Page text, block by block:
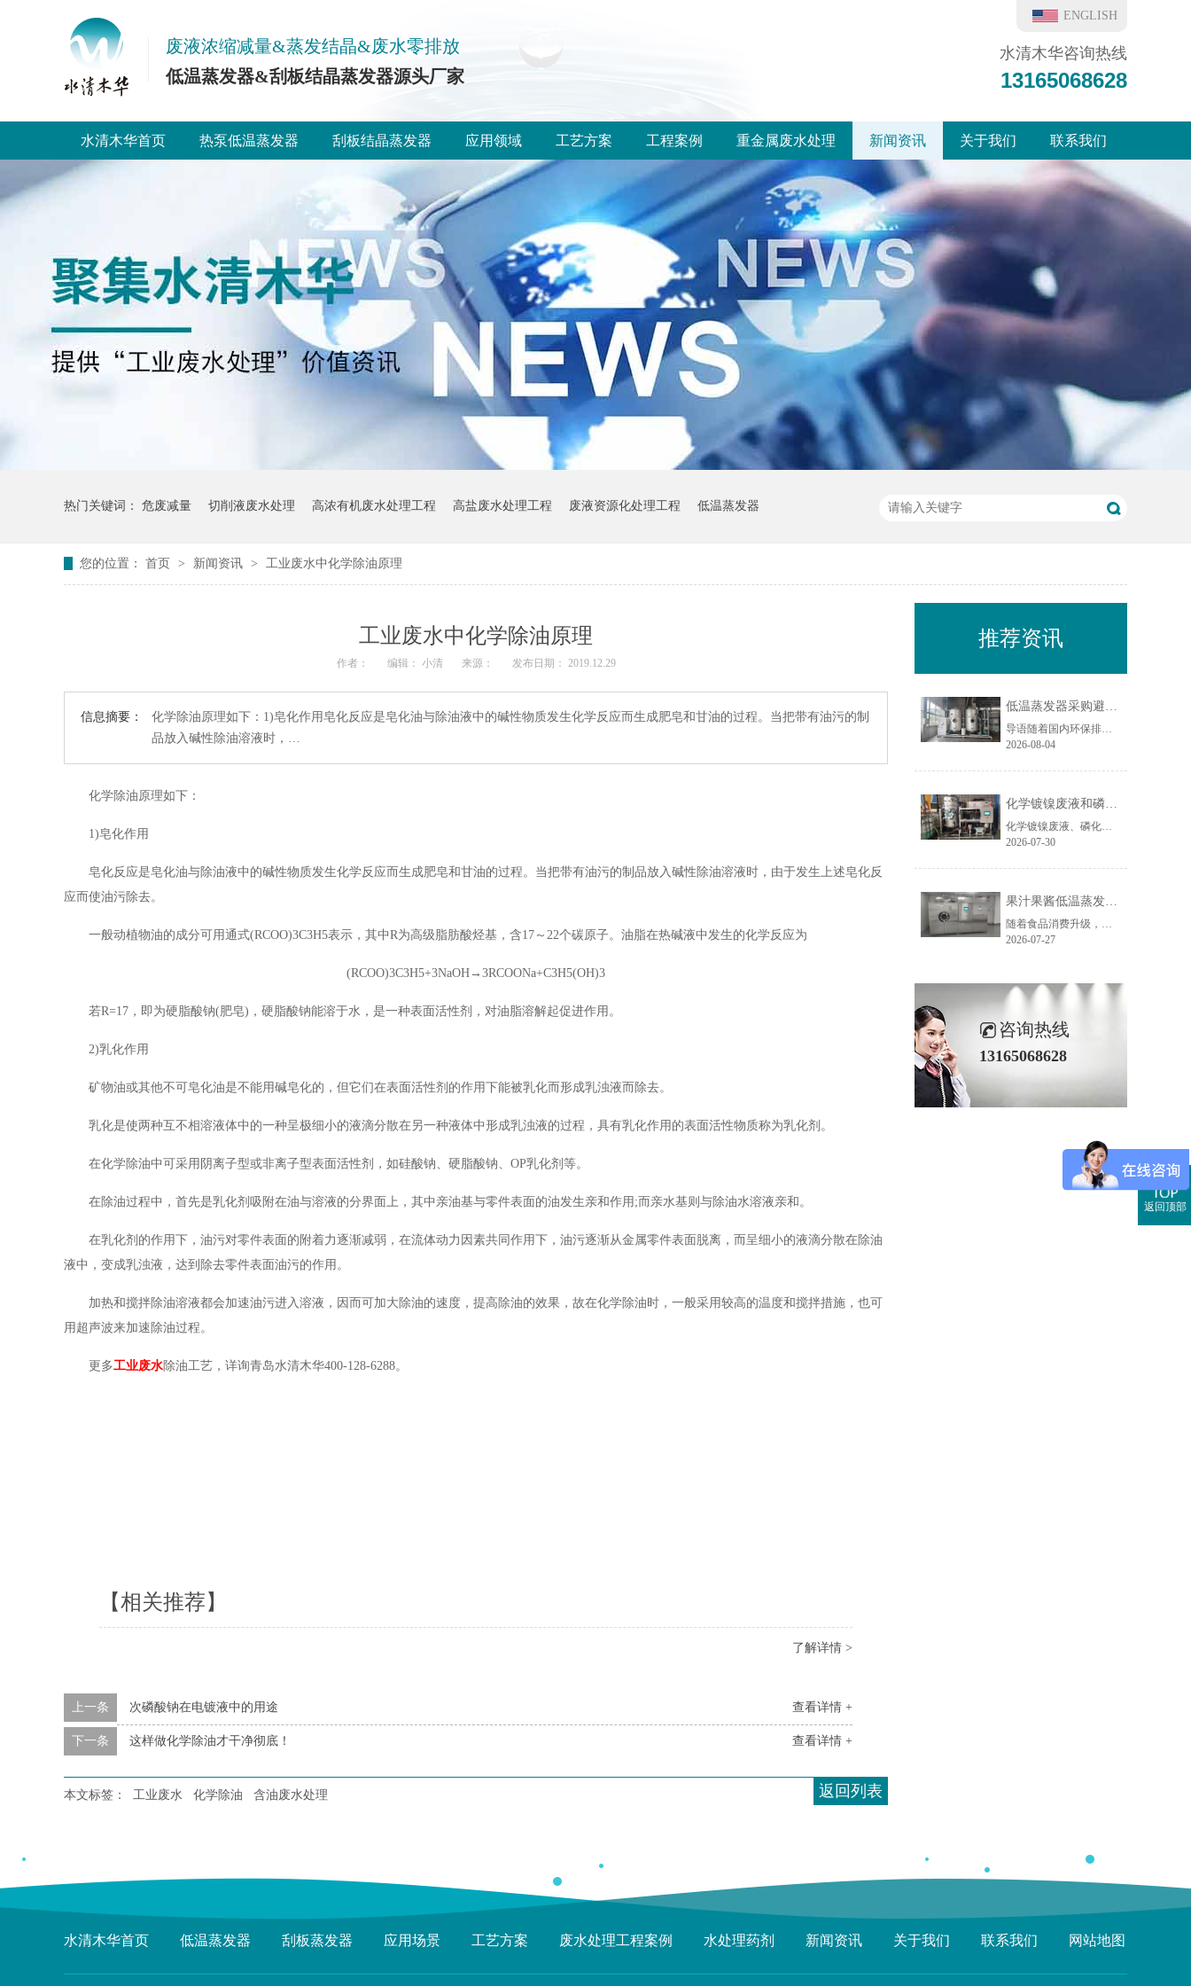
废液浓缩减量&蒸发结晶&废水零排放
低温蒸发器&刮板结晶蒸发器源头厂家
ENGLISH
水清木华咨询热线
13165068628
水清木华首页 热泵低温蒸发器 刮板结晶蒸发器 应用领域 工艺方案 工程案例 重金属废水处理 新闻资讯 关于我们 联系我们
热门关键词： 危废减量 切削液废水处理 高浓有机废水处理工程 高盐废水处理工程 废液资源化处理工程 低温蒸发器
您的位置： 首页 > 新闻资讯 > 工业废水中化学除油原理
工业废水中化学除油原理
作者： 编辑： 小清 来源： 发布日期： 2019.12.29
信息摘要：
化学除油原理如下：1)皂化作用皂化反应是皂化油与除油液中的碱性物质发生化学反应而生成肥皂和甘油的过程。当把带有油污的制
品放入碱性除油溶液时，…
化学除油原理如下：
1)皂化作用
皂化反应是皂化油与除油液中的碱性物质发生化学反应而生成肥皂和甘油的过程。当把带有油污的制品放入碱性除油溶液时，由于发生上述皂化反
应而使油污除去。
一般动植物油的成分可用通式(RCOO)3C3H5表示，其中R为高级脂肪酸烃基，含17～22个碳原子。油脂在热碱液中发生的化学反应为
(RCOO)3C3H5+3NaOH→3RCOONa+C3H5(OH)3
若R=17，即为硬脂酸钠(肥皂)，硬脂酸钠能溶于水，是一种表面活性剂，对油脂溶解起促进作用。
2)乳化作用
矿物油或其他不可皂化油是不能用碱皂化的，但它们在表面活性剂的作用下能被乳化而形成乳浊液而除去。
乳化是使两种互不相溶液体中的一种呈极细小的液滴分散在另一种液体中形成乳浊液的过程，具有乳化作用的表面活性物质称为乳化剂。
在化学除油中可采用阴离子型或非离子型表面活性剂，如硅酸钠、硬脂酸钠、OP乳化剂等。
在除油过程中，首先是乳化剂吸附在油与溶液的分界面上，其中亲油基与零件表面的油发生亲和作用;而亲水基则与除油水溶液亲和。
在乳化剂的作用下，油污对零件表面的附着力逐渐减弱，在流体动力因素共同作用下，油污逐渐从金属零件表面脱离，而呈细小的液滴分散在除油
液中，变成乳浊液，达到除去零件表面油污的作用。
加热和搅拌除油溶液都会加速油污进入溶液，因而可加大除油的速度，提高除油的效果，故在化学除油时，一般采用较高的温度和搅拌措施，也可
用超声波来加速除油过程。
更多工业废水除油工艺，详询青岛水清木华400-128-6288。
【相关推荐】
了解详情 >
查看详情 +
上一条 次磷酸钠在电镀液中的用途
查看详情 +
下一条 这样做化学除油才干净彻底！
返回列表
本文标签： 工业废水 化学除油 含油废水处理
推荐资讯
低温蒸发器采购避坑指南：工业废水蒸发设备选型10大坑
导语随着国内环保排放标准持续收紧，工业废液减量、资源化回用与废水零排放（ZLD）成为制造企业的刚性需求，低温蒸发器凭借低温负压运行、能耗可控、适配场景广的特点，被广泛应用于电镀、化工、机械加工、食品加工等行业的废水处理场景。尤其在制造业密集区域，越来越多企业选择低温蒸发器实现废水减量化与水资源回......
2026-08-04
化学镀镍废液和磷化废液如何降低危废处置成本？2 吨/天低温蒸发案例年节省超100万
化学镀镍废液、磷化废液处理成本越来越高，企业如何降低危废处置费用？随着环保监管不断加强，金属表面处理行业产生的化学镀镍废液、磷化废液、电镀废液等高浓度废液，通常被列为危险废物，需要委托具有资质的单位进行处置。近年来，危废委外价格持续上涨，对于每天都会产生高浓度废液的企业而言，委外处置费用已经成......
2026-07-30
果汁果酱低温蒸发浓缩设备选型指南：六大核心因素全面解析
随着食品消费升级，NFC果汁、天然果酱、鲜果浆等高附加值果蔬制品的市场需求持续增长，终端市场对产品的天然风味、原生色泽与营养保留度提出了更高要求。低温真空蒸发浓缩技术凭借30℃以下温和提浓的技术优势，成为热敏性食品物料浓缩的主流方案，而选对适配的低温蒸发设备，是保障产品品质、提升生产效益的关键。在......
2026-07-27
咨询热线
13165068628
水清木华首页 低温蒸发器 刮板蒸发器 应用场景 工艺方案 废水处理工程案例 水处理药剂 新闻资讯 关于我们 联系我们 网站地图
返回顶部